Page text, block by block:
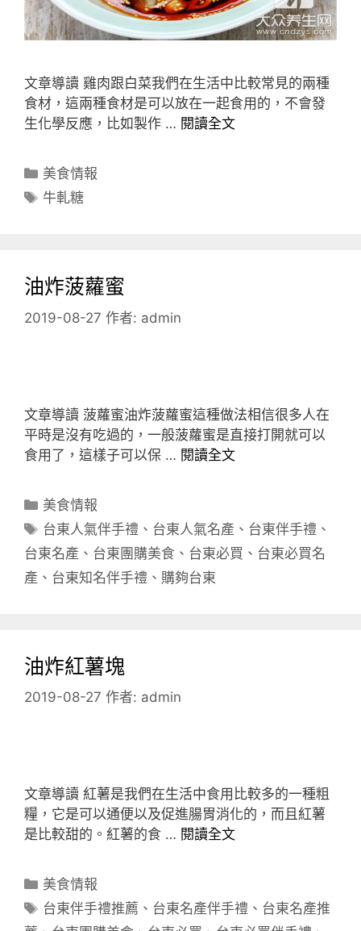
文章導讀 雞肉跟白菜我們在生活中比較常見的兩種
食材，這兩種食材是可以放在一起食用的，不會發
生化學反應，比如製作 … 閱讀全文
分
類
美食情報
標
牛軋糖
油炸菠蘿蜜
2019-08-27 作者: admin
文章導讀 菠蘿蜜油炸菠蘿蜜這種做法相信很多人在
平時是沒有吃過的，一般菠蘿蜜是直接打開就可以
食用了，這樣子可以保 … 閱讀全文
分
類
美食情報
標
籤
台東人氣伴手禮 、 台東人氣名產 、 台東伴手禮 、
台東名產 、 台東團購美食 、 台東必買 、 台東必買名
產 、 台東知名伴手禮 、 購夠台東
油炸紅薯塊
2019-08-27 作者: admin
文章導讀 紅薯是我們在生活中食用比較多的一種粗
糧，它是可以通便以及促進腸胃消化的，而且紅薯
是比較甜的。紅薯的食 … 閱讀全文
分
類
美食情報
標
籤
台東伴手禮推薦 、 台東名產伴手禮 、 台東名產推